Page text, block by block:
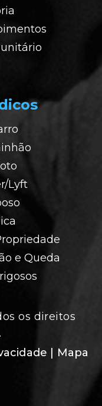
Lyft
e Queda
os direitos
| Mapa